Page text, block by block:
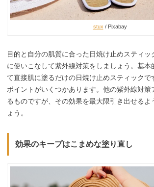
stux / Pixabay
目的と自分の肌質に合った日焼け止めスティッ
に使いこなして紫外線対策をしましょう。基本
て直接肌に塗るだけの日焼け止めスティックで
ポイントがいくつかあります。他の紫外線対策
るものですが、その効果を最大限引き出せるよ
ょう。
効果のキープはこまめな塗り直し